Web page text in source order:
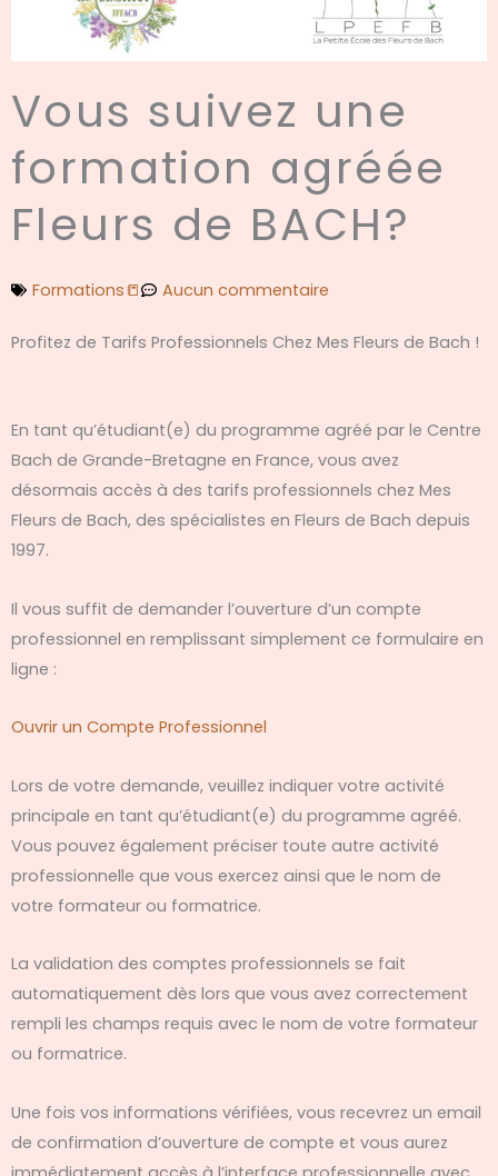
Vous suivez une
formation agréée
Fleurs de BACH?
Formations📒 Aucun commentaire
Profitez de Tarifs Professionnels Chez Mes Fleurs de Bach !
En tant qu’étudiant(e) du programme agréé par le Centre
Bach de Grande-Bretagne en France, vous avez
désormais accès à des tarifs professionnels chez Mes
Fleurs de Bach, des spécialistes en Fleurs de Bach depuis
1997.
Il vous suffit de demander l’ouverture d’un compte
professionnel en remplissant simplement ce formulaire en
ligne :
Ouvrir un Compte Professionnel
Lors de votre demande, veuillez indiquer votre activité
principale en tant qu’étudiant(e) du programme agréé.
Vous pouvez également préciser toute autre activité
professionnelle que vous exercez ainsi que le nom de
votre formateur ou formatrice.
La validation des comptes professionnels se fait
automatiquement dès lors que vous avez correctement
rempli les champs requis avec le nom de votre formateur
ou formatrice.
Une fois vos informations vérifiées, vous recevrez un email
de confirmation d’ouverture de compte et vous aurez